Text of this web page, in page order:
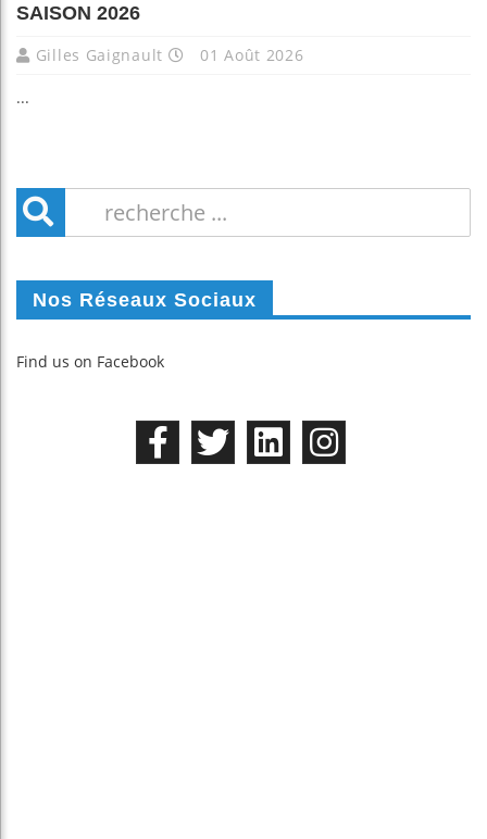
SAISON 2026
Gilles Gaignault 01 Août 2026
...
Nos Réseaux Sociaux
Find us on Facebook